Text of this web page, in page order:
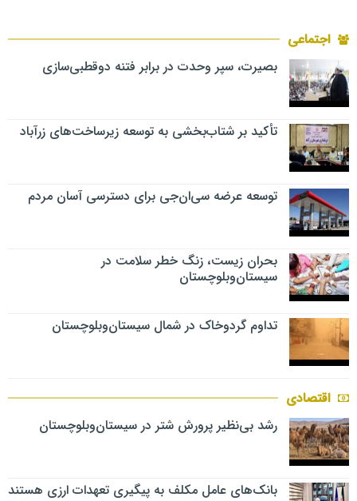
اجتماعی
بصیرت، سپر وحدت در برابر فتنه دوقطبی‌سازی
تأکید بر شتاب‌بخشی به توسعه زیرساخت‌های زرآباد
توسعه عرضه سی‌ان‌جی برای دسترسی آسان مردم
بحران زیست، زنگ خطر سلامت در
سیستان‌وبلوچستان
تداوم گردوخاک در شمال سیستان‌وبلوچستان
اقتصادی
رشد بی‌نظیر پرورش شتر در سیستان‌وبلوچستان
بانک‌های عامل مکلف به پیگیری تعهدات ارزی هستند